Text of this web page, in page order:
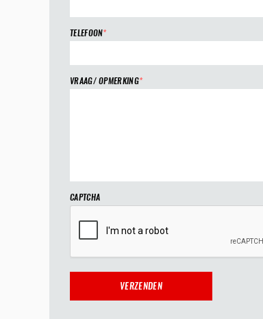
TELEFOON*
VRAAG/ OPMERKING*
CAPTCHA